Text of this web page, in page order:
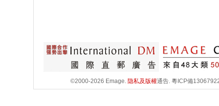
©2000-2026 Emage. 隐私及版權通告. 粵ICP備